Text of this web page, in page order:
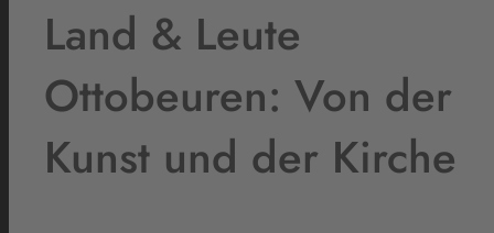
Land & Leute
Ottobeuren: Von der
Kunst und der Kirche